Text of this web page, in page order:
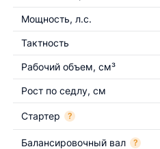
Мощность, л.с.
Тактность
Рабочий объем, см³
Рост по седлу, см
Стартер ?
Балансировочный вал ?